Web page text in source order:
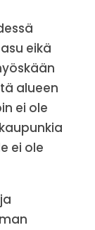
eikä
alueen
ei ole
ei ole